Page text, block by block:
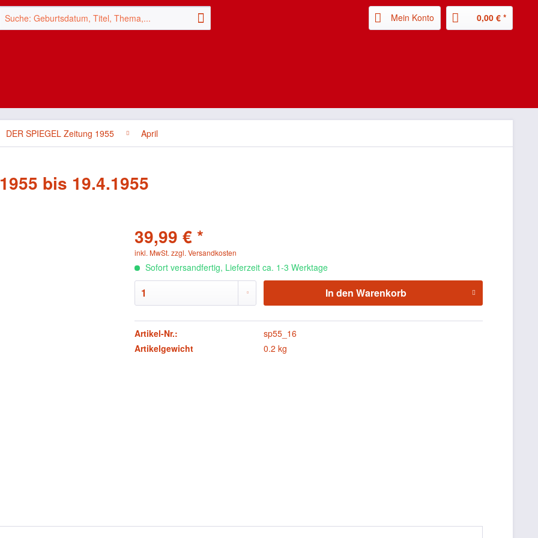
Mein Konto 0,00 € *
DER SPIEGEL Zeitung 1955 April
bis 19.4.1955
39,99 € *
inkl. MwSt. zzgl. Versandkosten
Sofort versandfertig, Lieferzeit ca. 1-3 Werktage
In den Warenkorb
Artikel-Nr.:
sp55_16
Artikelgewicht
0.2 kg